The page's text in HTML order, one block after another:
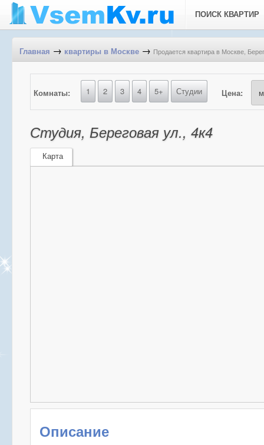
ПОИСК КВАРТИР
Главная → квартиры в Москве → Продается квартира в Москве,
Комнаты: 1 2 3 4 5+ Студии Цена:
Студия, Береговая ул., 4к4
Карта
Описание